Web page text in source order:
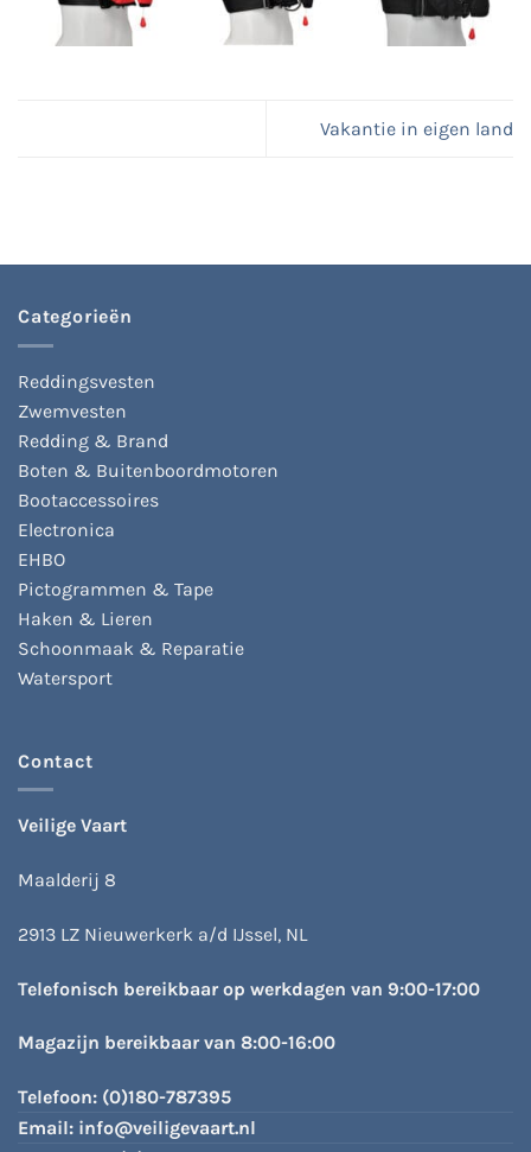
Vakantie in eigen land
Categorieën
Reddingsvesten
Zwemvesten
Redding & Brand
Boten & Buitenboordmotoren
Bootaccessoires
Electronica
EHBO
Pictogrammen & Tape
Haken & Lieren
Schoonmaak & Reparatie
Watersport
Contact
Veilige Vaart
Maalderij 8
2913 LZ Nieuwerkerk a/d IJssel, NL
Telefonisch bereikbaar op werkdagen van 9:00-17:00
Magazijn bereikbaar van 8:00-16:00
Telefoon: (0)180-787395
Email: info@veiligevaart.nl